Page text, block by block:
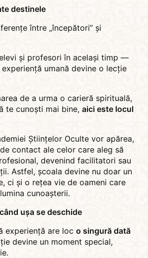
destinele
între „începători” și
și profesori în același timp —
umană devine o lecție
de a urma o carieră spirituală,
te cunoști mai bine, aici este locul
Științelor Oculte vor apărea,
contact ale celor care aleg să
devenind facilitatori sau
Astfel, școala devine nu doar un
ci și o rețea vie de oameni care
cunoașterii.
ușa se deschide
experiență are loc o singură dată
devine un moment special,